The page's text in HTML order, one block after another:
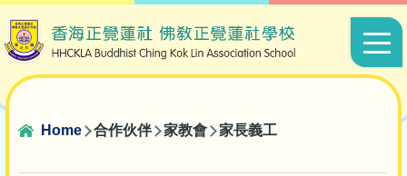
Skip to main content
Main
Breadcrumb
Home 合作伙伴 家教會 家長義工